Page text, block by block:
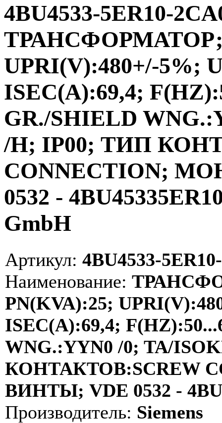
4BU4533-5ER10-
UPRI(V):480+/-5%;
ISEC(A):69,4;
GR./SHIELD
/H; IP00; ТИП
CONNECTION;
0532 -
GmbH
Артикул: 4BU4533-
Наименование:
PN(KVA):25;
ISEC(A):69,4;
WNG.:YYN0 /0; TA/
КОНТАКТОВ:SCREW
ВИНТЫ; VDE 0532 -
Производитель: Siemens